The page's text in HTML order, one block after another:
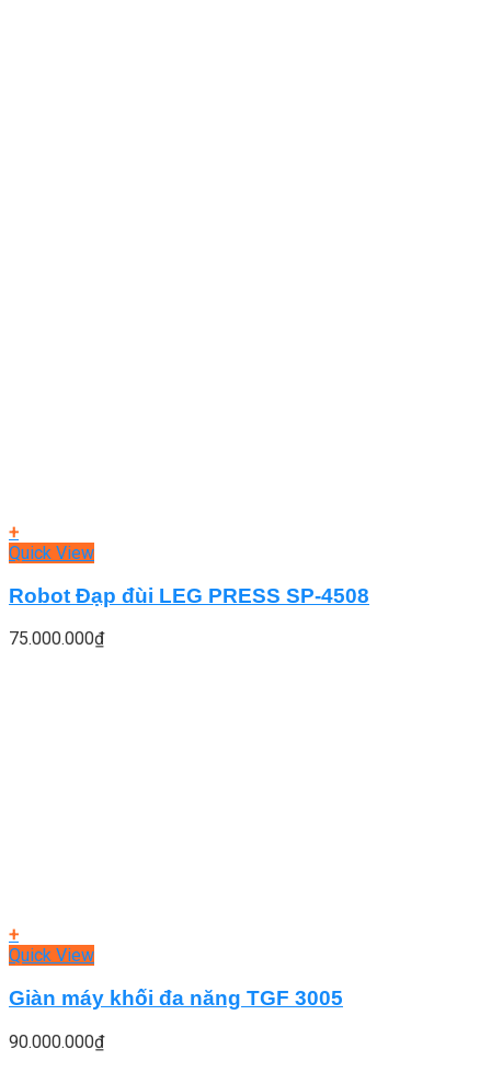
+
Quick View
Robot Đạp đùi LEG PRESS SP-4508
75.000.000₫
+
Quick View
Giàn máy khối đa năng TGF 3005
90.000.000₫